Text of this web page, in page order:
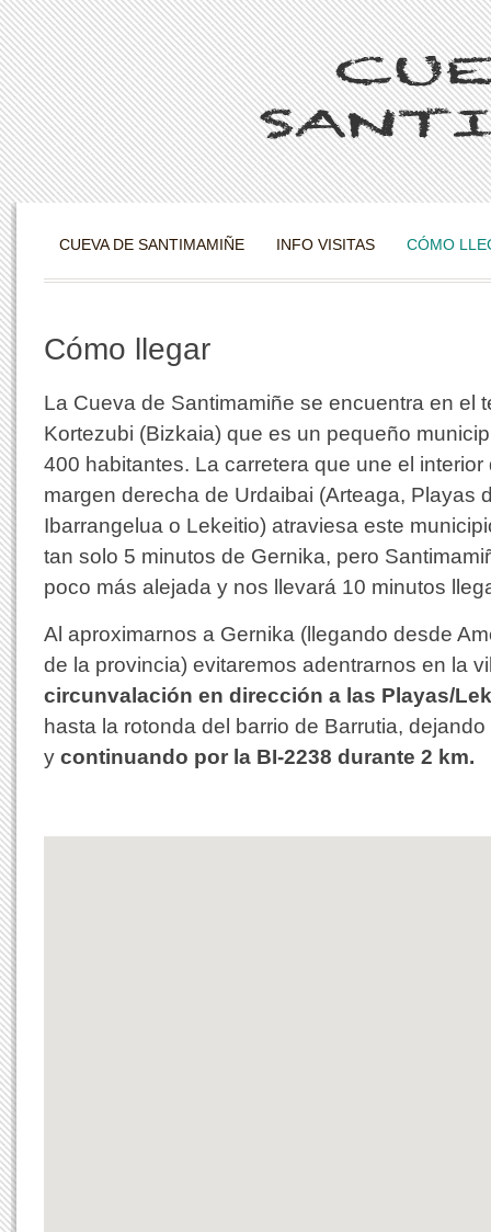
CUEVA DE SANTIMAMIÑE INFO VISITAS CÓMO
Cómo llegar
La Cueva de Santimamiñe se encuentra en el
Kortezubi (Bizkaia) que es un pequeño
400 habitantes. La carretera que une el
margen derecha de Urdaibai (Arteaga, Playas
Ibarrangelua o Lekeitio) atraviesa este
tan solo 5 minutos de Gernika, pero
poco más alejada y nos llevará 10 minutos
Al aproximarnos a Gernika (llegando desde
de la provincia) evitaremos adentrarnos en la
circunvalación en dirección a las Playas/
hasta la rotonda del barrio de Barrutia,
y continuando por la BI-2238 durante 2 km.